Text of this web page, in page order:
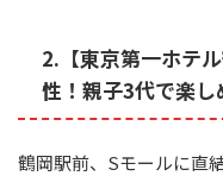
2.【東京第一ホテ
性！親子3代で楽し
鶴岡駅前、Sモールに直